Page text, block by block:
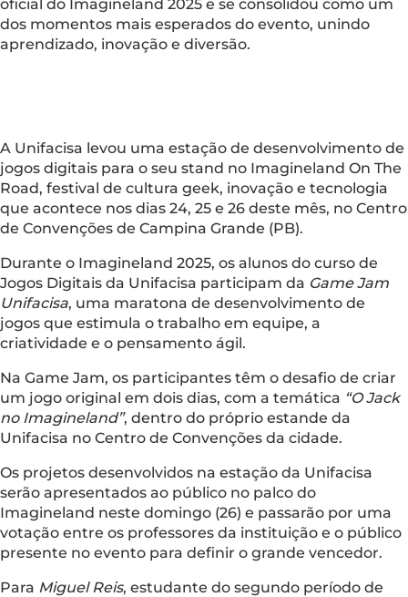
oficial do Imagineland 2025 e se consolidou como um
dos momentos mais esperados do evento, unindo
aprendizado, inovação e diversão.
A Unifacisa levou uma estação de desenvolvimento de
jogos digitais para o seu stand no Imagineland On The
Road, festival de cultura geek, inovação e tecnologia
que acontece nos dias 24, 25 e 26 deste mês, no Centro
de Convenções de Campina Grande (PB).
Durante o Imagineland 2025, os alunos do curso de
Jogos Digitais da Unifacisa participam da Game Jam
Unifacisa, uma maratona de desenvolvimento de
jogos que estimula o trabalho em equipe, a
criatividade e o pensamento ágil.
Na Game Jam, os participantes têm o desafio de criar
um jogo original em dois dias, com a temática “O Jack
no Imagineland”, dentro do próprio estande da
Unifacisa no Centro de Convenções da cidade.
Os projetos desenvolvidos na estação da Unifacisa
serão apresentados ao público no palco do
Imagineland neste domingo (26) e passarão por uma
votação entre os professores da instituição e o público
presente no evento para definir o grande vencedor.
Para Miguel Reis, estudante do segundo período de